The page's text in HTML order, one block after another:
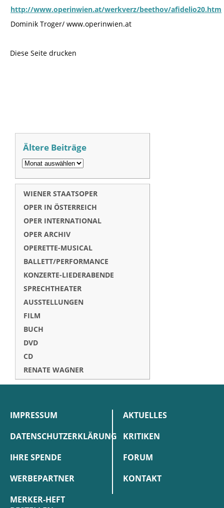
http://www.operinwien.at/werkverz/beethov/afidelio20.htm
Dominik Troger/ www.operinwien.at
Diese Seite drucken
Ältere Beiträge
WIENER STAATSOPER
OPER IN ÖSTERREICH
OPER INTERNATIONAL
OPER ARCHIV
OPERETTE-MUSICAL
BALLETT/PERFORMANCE
KONZERTE-LIEDERABENDE
SPRECHTHEATER
AUSSTELLUNGEN
FILM
BUCH
DVD
CD
RENATE WAGNER
IMPRESSUM
DATENSCHUTZERKLÄRUNG
IHRE SPENDE
WERBEPARTNER
MERKER-HEFT
AKTUELLES
KRITIKEN
FORUM
KONTAKT